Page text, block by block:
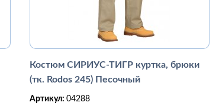
Костюм СИРИУС-ТИГР куртка, брюки
(тк. Rodos 245) Песочный
Артикул: 04288